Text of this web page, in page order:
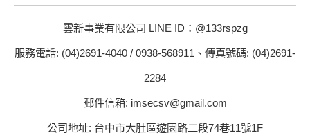
雲新事業有限公司 LINE ID：@133rspzg
服務電話: (04)2691-4040 / 0938-568911、傳真號碼: (04)2691-
2284
郵件信箱: imsecsv@gmail.com
公司地址: 台中市大肚區遊園路二段74巷11號1F